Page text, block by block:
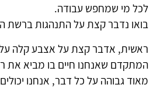
לכל מי שמחפש עבודה.
בואו נדבר קצת על התנהגות ברשת
ראשית, אדבר קצת על אצבע קלה
המתקדם שאנחנו חיים בו מביא את
מאוד גבוהה על כל דבר, אנחנו